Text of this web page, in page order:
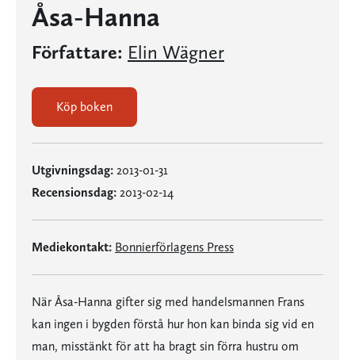
Åsa-Hanna
Författare: Elin Wägner
Köp boken
Utgivningsdag: 2013-01-31
Recensionsdag: 2013-02-14
Mediekontakt: Bonnierförlagens Press
När Åsa-Hanna gifter sig med handelsmannen Frans
kan ingen i bygden förstå hur hon kan binda sig vid en
man, misstänkt för att ha bragt sin förra hustru om